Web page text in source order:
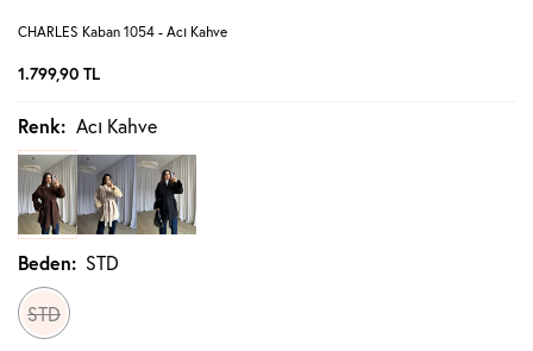
CHARLES Kaban 1054 - Acı Kahve
1.799,90 TL
Renk: Acı Kahve
Beden: STD
STD